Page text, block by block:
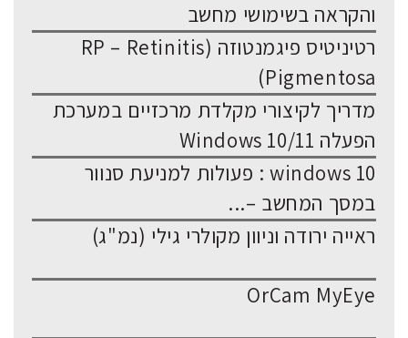
והקראה בשימושי מחשב
רטיניטיס פיגמנטוזה (RP – Retinitis
Pigmentosa)
מדריך לקיצורי מקלדת מרכזיים במערכת
הפעלה Windows 10/11
windows 10 : פעולות למניעת סנוור
במסך המחשב –...
ראייה ירודה וניוון מקולרי גילי (נמ"ג)
OrCam MyEye